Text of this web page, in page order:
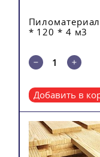
* 120 * 4 м3
Добавить в